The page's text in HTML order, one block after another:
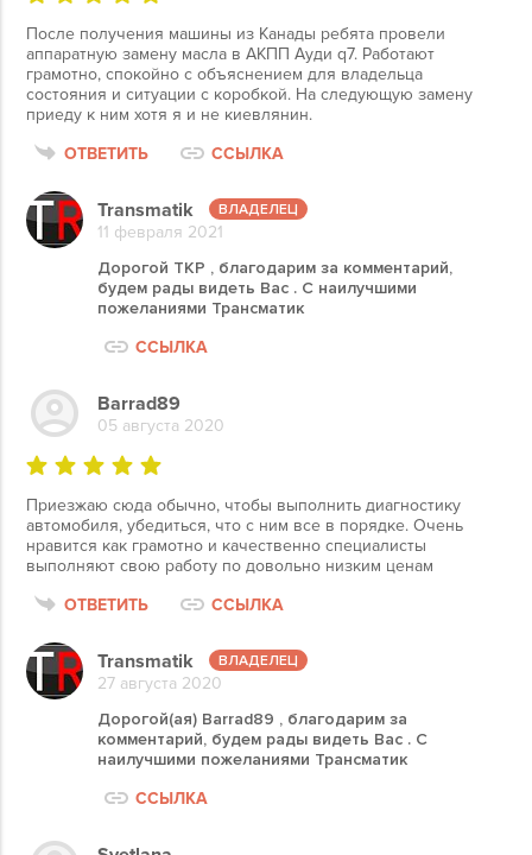
После получения машины из Канады ребята провели
аппаратную замену масла в АКПП Ауди q7. Работают
грамотно, спокойно с объяснением для владельца
состояния и ситуации с коробкой. На следующую замену
приеду к ним хотя я и не киевлянин.
ОТВЕТИТЬ
ССЫЛКА
Transmatik
11 февраля 2021
Дорогой ТKP , благодарим за комментарий,
будем рады видеть Вас . С наилучшими
пожеланиями Трансматик
ССЫЛКА
Barrad89
05 августа 2020
Приезжаю сюда обычно, чтобы выполнить диагностику
автомобиля, убедиться, что с ним все в порядке. Очень
нравится как грамотно и качественно специалисты
выполняют свою работу по довольно низким ценам
ОТВЕТИТЬ
ССЫЛКА
Transmatik
27 августа 2020
Дорогой(ая) Barrad89 , благодарим за
комментарий, будем рады видеть Вас . С
наилучшими пожеланиями Трансматик
ССЫЛКА